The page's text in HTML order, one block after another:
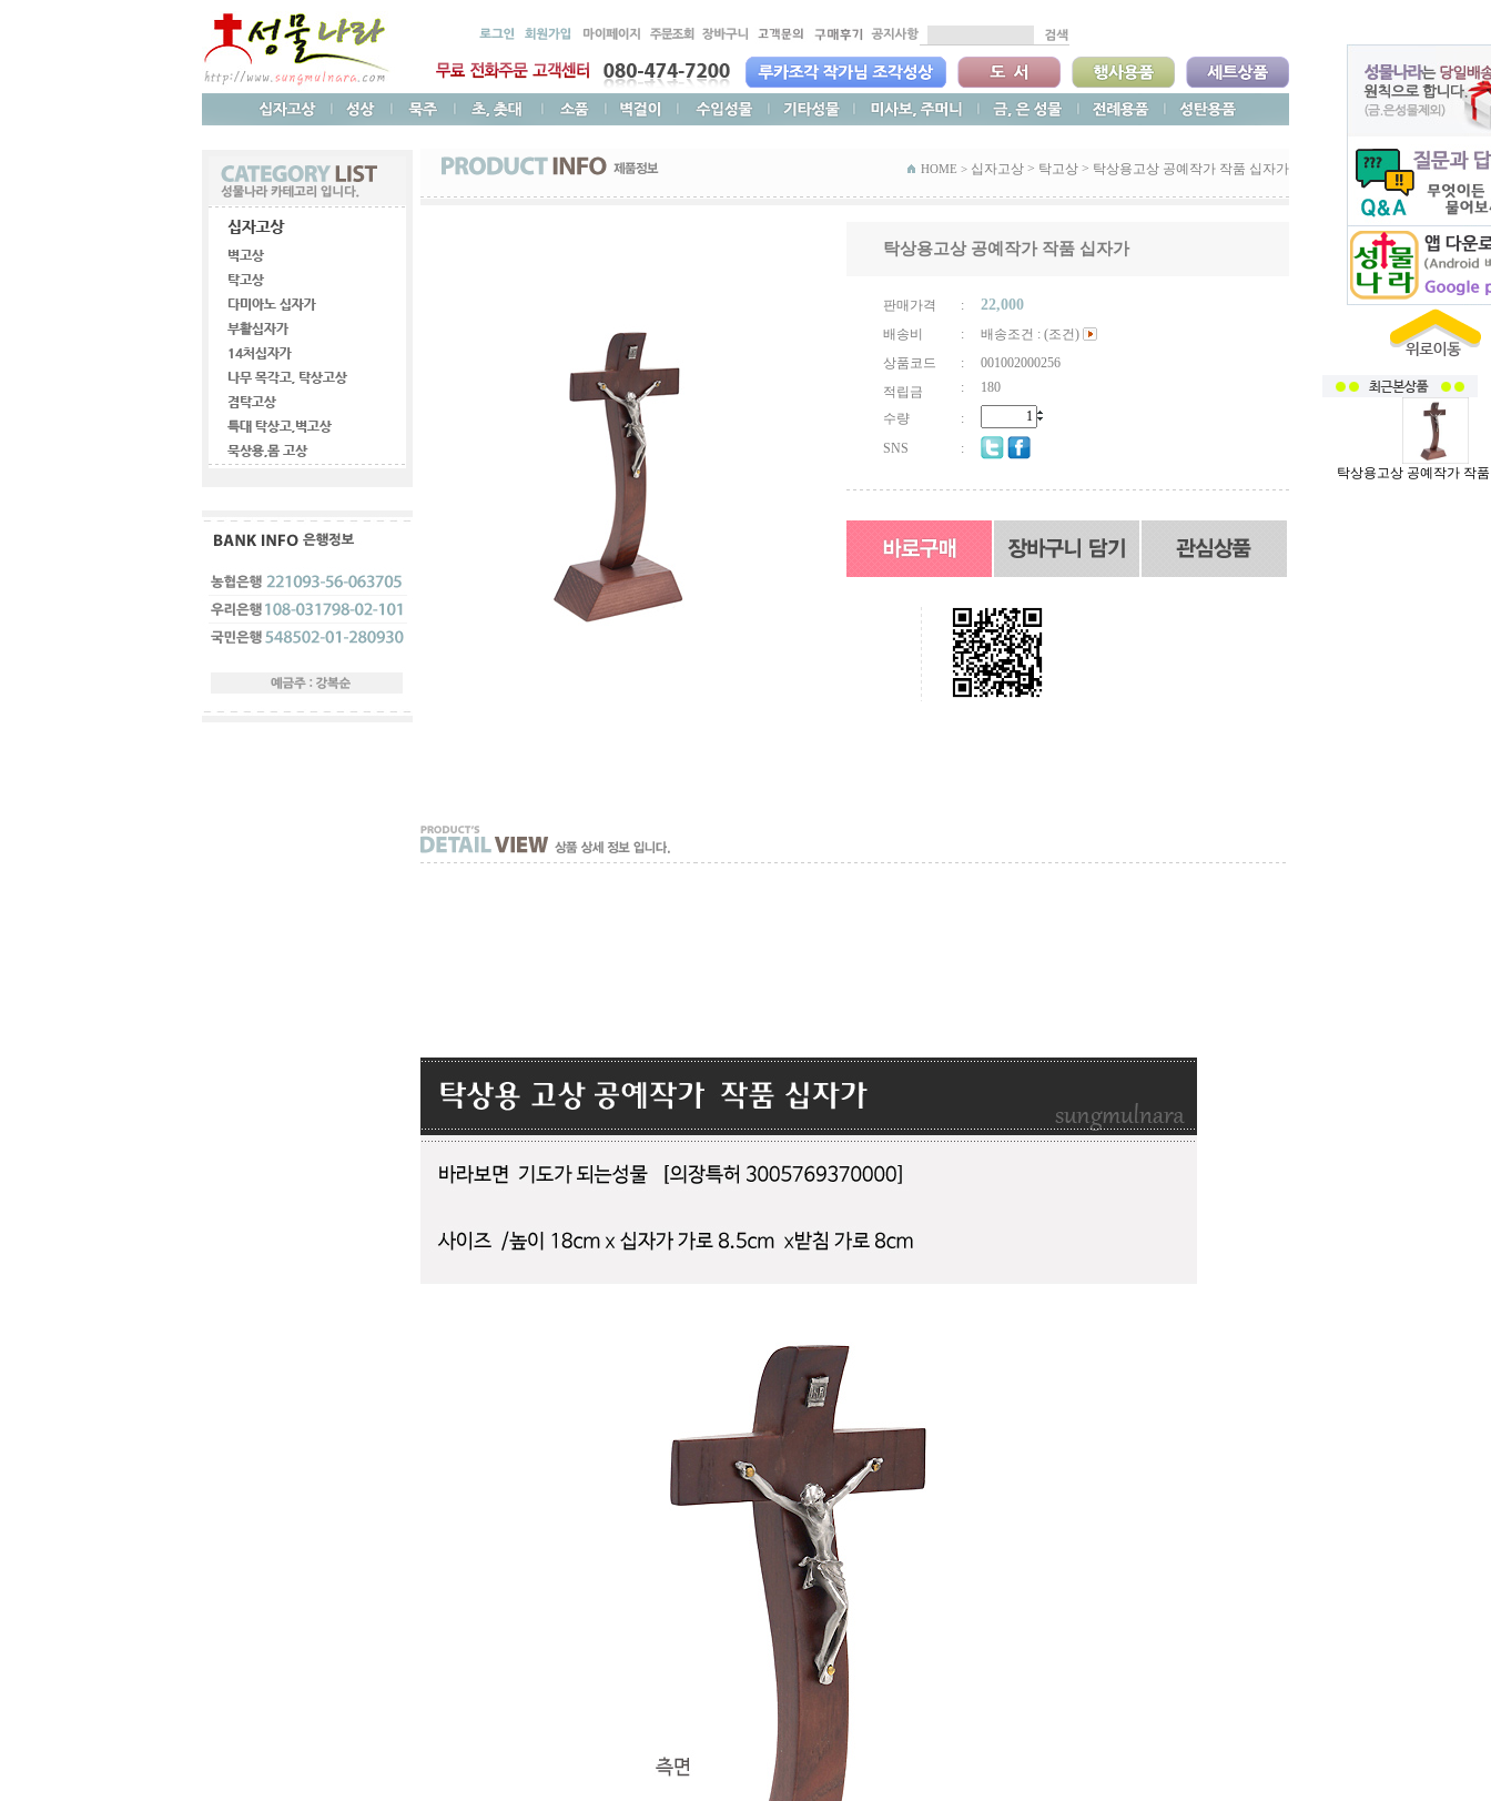
HOME > 십자고상 > 탁고상 > 탁상용고상 공예작가 작품 십자가
탁상용고상 공예작가 작품 십자가
판매가격 : 22,000
배송비 :
배송조건 : (조건)
상품코드
:
001002000256
적립금
:
180
수량
:
SNS
:
탁상용고상 공예작가 작